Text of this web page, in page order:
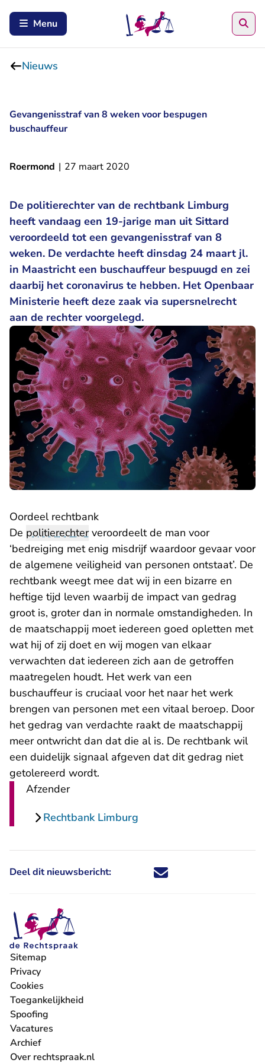
Menu
Nieuws
Gevangenisstraf van 8 weken voor bespugen
buschauffeur
Roermond | 27 maart 2020
De politierechter van de rechtbank Limburg
heeft vandaag een 19-jarige man uit Sittard
veroordeeld tot een gevangenisstraf van 8
weken. De verdachte heeft dinsdag 24 maart jl.
in Maastricht een buschauffeur bespuugd en zei
daarbij het coronavirus te hebben. Het Openbaar
Ministerie heeft deze zaak via supersnelrecht
aan de rechter voorgelegd.
Oordeel rechtbank
De politierechterveroordeelt de man voor
‘bedreiging met enig misdrijf waardoor gevaar voor
de algemene veiligheid van personen ontstaat’. De
rechtbank weegt mee dat wij in een bizarre en
heftige tijd leven waarbij de impact van gedrag
groot is, groter dan in normale omstandigheden. In
de maatschappij moet iedereen goed opletten met
wat hij of zij doet en wij mogen van elkaar
verwachten dat iedereen zich aan de getroffen
maatregelen houdt. Het werk van een
buschauffeur is cruciaal voor het naar het werk
brengen van personen met een vitaal beroep. Door
het gedrag van verdachte raakt de maatschappij
meer ontwricht dan dat die al is. De rechtbank wil
een duidelijk signaal afgeven dat dit gedrag niet
getolereerd wordt.
Afzender
Rechtbank Limburg
Deel dit nieuwsbericht: Deel dit nieuwsbericht via X -
Deel dit nieuwsbericht via
Deel dit nieuwsbericht
Deel dit
Sitemap
Privacy
Cookies
Toegankelijkheid
Spoofing
Vacatures
- U verlaat Rechtspraak.nl
Archief
Over rechtspraak.nl